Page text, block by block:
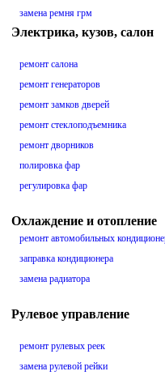
замена ремня грм
Электрика, кузов, салон
ремонт салона
ремонт генераторов
ремонт замков дверей
ремонт стеклоподъемника
ремонт дворников
полировка фар
регулировка фар
Охлаждение и отопление
ремонт автомобильных
заправка кондиционера
замена радиатора
Рулевое управление
ремонт рулевых реек
замена рулевой рейки